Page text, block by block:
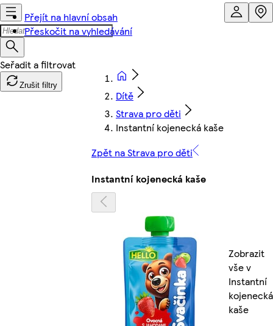
Přejít na hlavní obsah
Přeskočit na vyhledávání
Zrušit filtry
Dítě
Strava pro děti
Instantní kojenecká kaše
Zpět na Strava pro děti
Instantní kojenecká kaše
Zobrazit
vše v
Instantní
kojenecká
kaše